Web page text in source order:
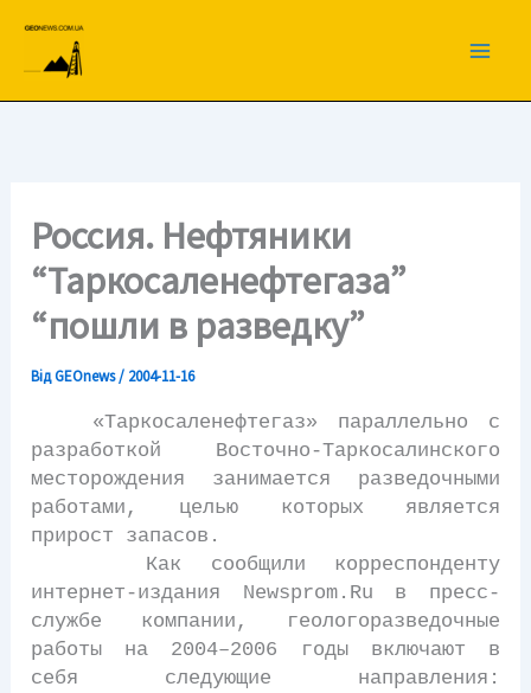
вмісту
Россия. Нефтяники
“Таркосаленефтегаза”
“пошли в разведку”
ВідGEOnews/ 2004-11-16
«Таркосаленефтегаз» параллельно с
разработкой Восточно-Таркосалинского
месторождения занимается разведочными
работами, целью которых является
прирост запасов.
Как сообщили корреспонденту
интернет-издания Newsprom.Ru в пресс-
службе компании, геологоразведочные
работы на 2004–2006 годы включают в
себя следующие направления: